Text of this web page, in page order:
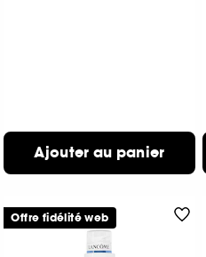
Ajouter au panier
Offre fidélité web